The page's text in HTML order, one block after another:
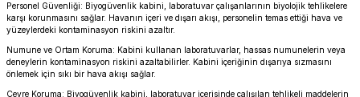
Personel Güvenliği: Biyogüvenlik kabini, laboratuvar çalışanlarının biyolojik tehlikelere
karşı korunmasını sağlar. Havanın içeri ve dışarı akışı, personelin temas ettiği hava ve
yüzeylerdeki kontaminasyon riskini azaltır.
Numune ve Ortam Koruma: Kabini kullanan laboratuvarlar, hassas numunelerin veya
deneylerin kontaminasyon riskini azaltabilirler. Kabini içeriğinin dışarıya sızmasını
önlemek için sıkı bir hava akışı sağlar.
Çevre Koruma: Biyogüvenlik kabini, laboratuvar içerisinde çalışılan tehlikeli maddelerin